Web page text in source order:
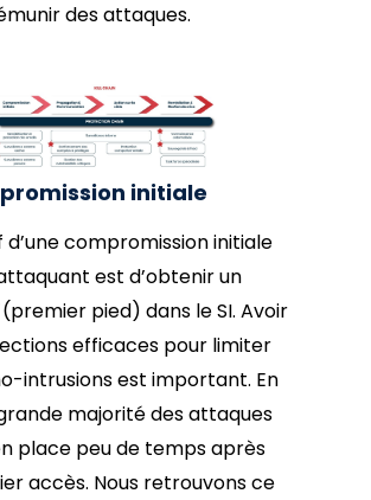
des attaques.
initiale
d’une compromission initiale
est d’obtenir un
pied) dans le SI. Avoir
efficaces pour limiter
intrusions est important. En
majorité des attaques
place peu de temps après
accès. Nous retrouvons ce